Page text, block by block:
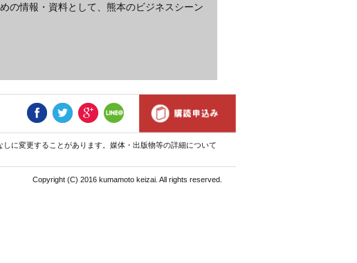
の情報・資料として、熊本のビジネスシーン
に変更することがあります。媒体・出版物等の詳細について
Copyright (C) 2016 kumamoto keizai. All rights reserved.